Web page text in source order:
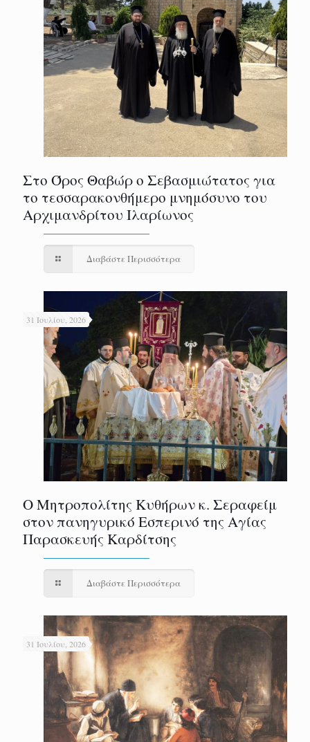
Στο Όρος Θαβώρ ο Σεβασμιώτατος για
το τεσσαρακονθήμερο μνημόσυνο του
Αρχιμανδρίτου Ιλαρίωνος
Διαβάστε Περισσότερα
31 Ιουλίου, 2026
Ο Μητροπολίτης Κυθήρων κ. Σεραφείμ
στον πανηγυρικό Εσπερινό της Αγίας
Παρασκευής Καρδίτσης
Διαβάστε Περισσότερα
31 Ιουλίου, 2026